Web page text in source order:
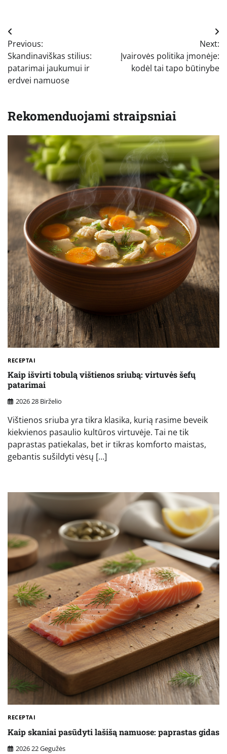
Navigacija
tarp
įrašų
Previous:
Skandinaviškas stilius:
patarimai jaukumui ir
erdvei namuose
Next:
Įvairovės politika įmonėje:
kodėl tai tapo būtinybe
Rekomenduojami straipsniai
RECEPTAI
Kaip išvirti tobulą vištienos sriubą: virtuvės šefų
patarimai
2026 28 Birželio
Vištienos sriuba yra tikra klasika, kurią rasime beveik
kiekvienos pasaulio kultūros virtuvėje. Tai ne tik
paprastas patiekalas, bet ir tikras komforto maistas,
gebantis sušildyti vėsų […]
RECEPTAI
Kaip skaniai pasūdyti lašišą namuose: paprastas gidas
2026 22 Gegužės